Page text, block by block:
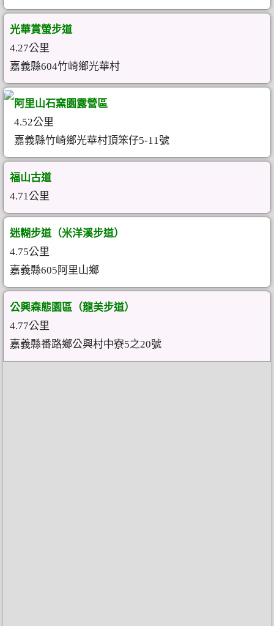
光華賞螢步道
4.27公里
嘉義縣604竹崎鄉光華村
阿里山石窯園露營區
4.52公里
嘉義縣竹崎鄉光華村頂笨仔5-11號
福山古道
4.71公里
迷糊步道（米洋溪步道）
4.75公里
嘉義縣605阿里山鄉
公興森態園區（龍美步道）
4.77公里
嘉義縣番路鄉公興村中寮5之20號